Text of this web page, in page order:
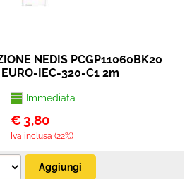
NEDIS PCGP11060BK20
EURO-IEC-320-C1 2m
Immediata
€ 3,80
Iva inclusa (22%)